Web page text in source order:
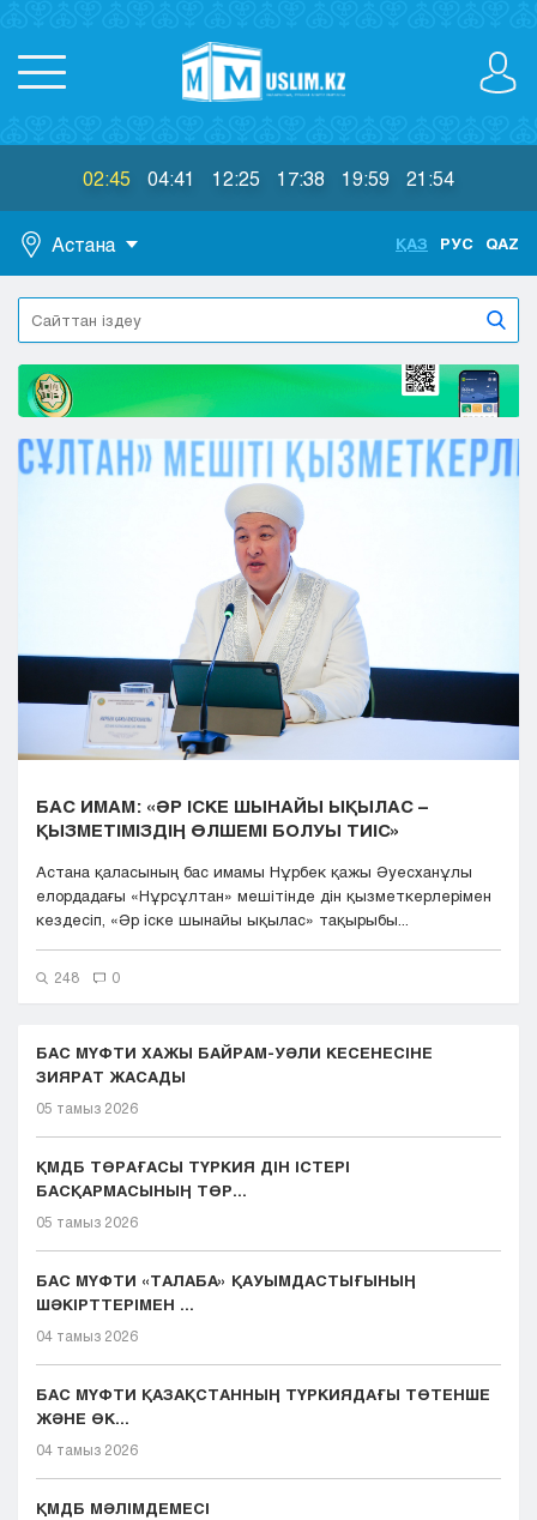
02:45 04:41 12:25 17:38 19:59 21:54
Астана
Астана
Алматы
Актобе
Атырау
Жезказган
Караганда
Тараз
Туркестан
Уральск
Шымкент
ҚАЗ РУС QAZ
БАС ИМАМ: «ӘР ІСКЕ ШЫНАЙЫ ЫҚЫЛАС –
ҚЫЗМЕТІМІЗДІҢ ӨЛШЕМІ БОЛУЫ ТИІС»
Астана қаласының бас имамы Нұрбек қажы Әуесханұлы
елордадағы «Нұрсұлтан» мешітінде дін қызметкерлерімен
кездесіп, «Әр іске шынайы ықылас» тақырыбы...
248 0
БАС МҮФТИ ХАЖЫ БАЙРАМ-УӘЛИ КЕСЕНЕСІНЕ
ЗИЯРАТ ЖАСАДЫ
05 тамыз 2026
ҚМДБ ТӨРАҒАСЫ ТҮРКИЯ ДІН ІСТЕРІ
БАСҚАРМАСЫНЫҢ ТӨР...
05 тамыз 2026
БАС МҮФТИ «ТАЛАБА» ҚАУЫМДАСТЫҒЫНЫҢ
ШӘКІРТТЕРІМЕН ...
04 тамыз 2026
БАС МҮФТИ ҚАЗАҚСТАННЫҢ ТҮРКИЯДАҒЫ ТӨТЕНШЕ
ЖӘНЕ ӨК...
04 тамыз 2026
ҚМДБ МӘЛІМДЕМЕСІ